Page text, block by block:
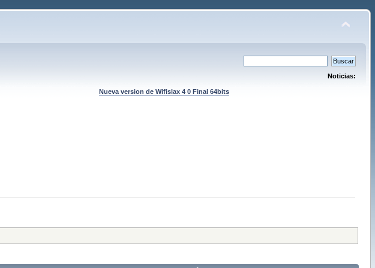
Noticias:
Nueva version de Wifislax 4 0 Final 64bits